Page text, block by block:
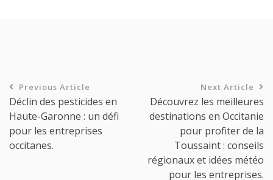
Previous Article
Déclin des pesticides en
Haute-Garonne : un défi
pour les entreprises
occitanes.
Next Article
Découvrez les meilleures
destinations en Occitanie
pour profiter de la
Toussaint : conseils
régionaux et idées météo
pour les entreprises.